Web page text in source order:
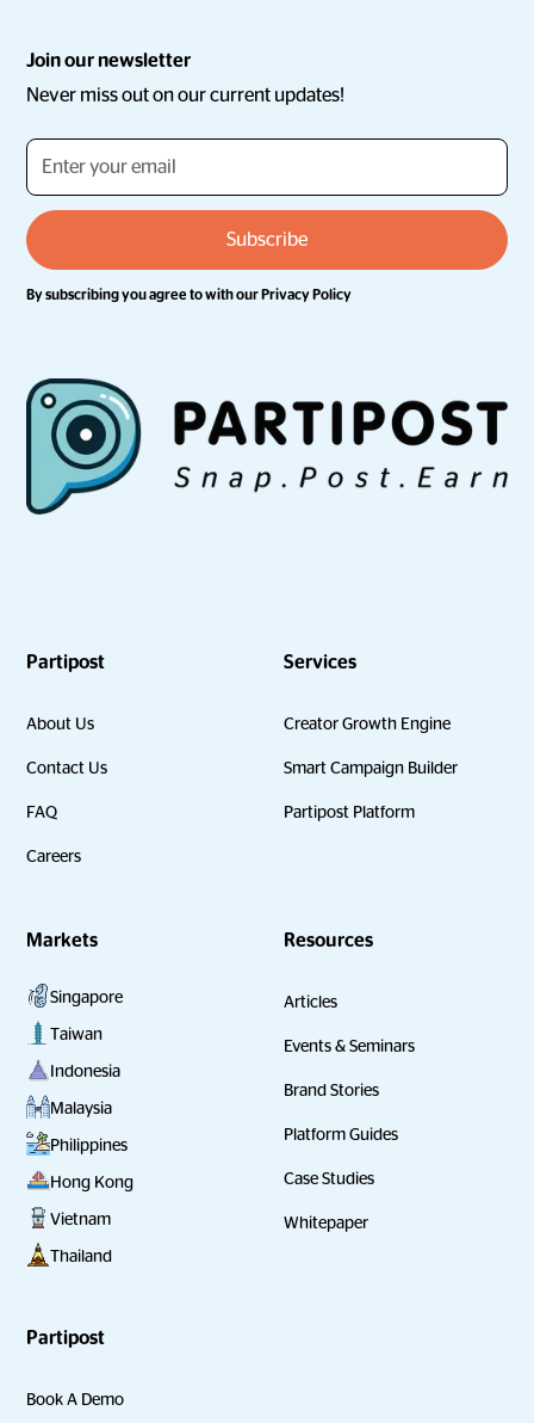
Join our newsletter
Never miss out on our current updates!
By subscribing you agree to with ourPrivacy Policy
Partipost
About Us
Contact Us
FAQ
Careers
Services
Creator Growth Engine
Smart Campaign Builder
Partipost Platform
Markets
Singapore
Taiwan
Indonesia
Malaysia
Philippines
Hong Kong
Vietnam
Thailand
Resources
Articles
Events & Seminars
Brand Stories
Platform Guides
Case Studies
Whitepaper
Partipost
Book A Demo